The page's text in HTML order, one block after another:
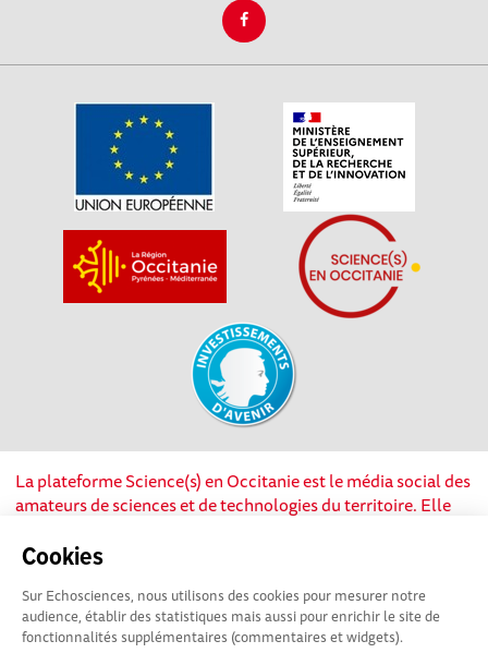
Cookies
Sur Echosciences, nous utilisons des cookies pour mesurer notre
audience, établir des statistiques mais aussi pour enrichir le site de
fonctionnalités supplémentaires (commentaires et widgets).
La plateforme Science(s) en Occitanie est le média social des
amateurs de sciences et de technologies du territoire. Elle
soutien de nombreux acteurs locaux. Ce projet est cofinancé
l’Union européenne via les fonds européen de
développement régional. Science(s) en Occitanie est une